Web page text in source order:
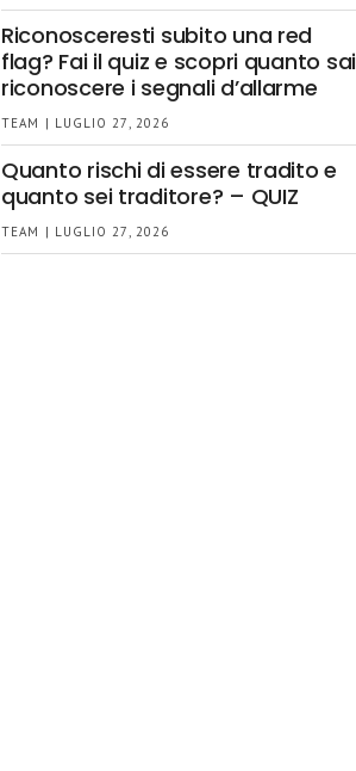
Riconosceresti subito una red
flag? Fai il quiz e scopri quanto sai
riconoscere i segnali d’allarme
TEAM | LUGLIO 27, 2026
Quanto rischi di essere tradito e
quanto sei traditore? – QUIZ
TEAM | LUGLIO 27, 2026